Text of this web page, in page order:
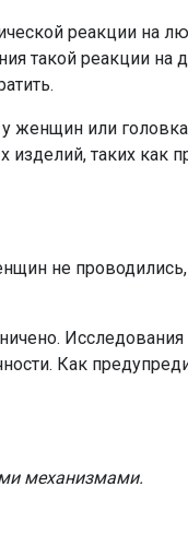
реакции на
такой реакции на
или
таких как
не
Как
механизмами.